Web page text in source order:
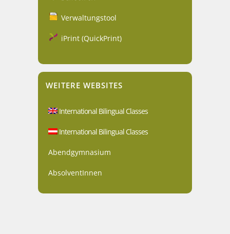
Verwaltungstool
iPrint (QuickPrint)
WEITERE WEBSITES
International Bilingual Classes
International Bilingual Classes
Abendgymnasium
AbsolventInnen